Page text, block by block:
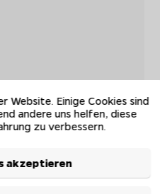
Website. Einige Cookies sind
andere uns helfen, diese
zu verbessern.
akzeptieren